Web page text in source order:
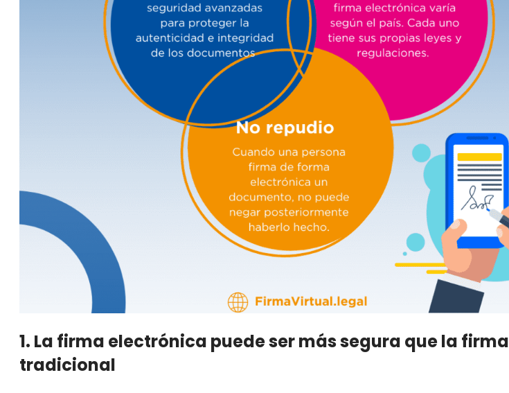
1. La firma electrónica puede ser más segura que la firma
tradicional